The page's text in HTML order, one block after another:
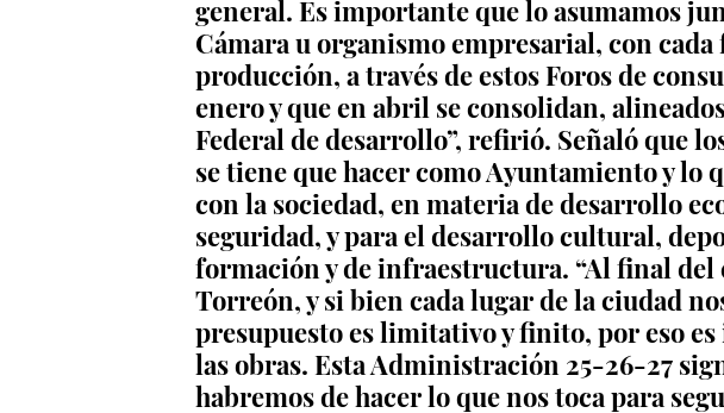
general. Es importante que lo asumamos
Cámara u organismo empresarial, con
producción, a través de estos Foros de
enero y que en abril se consolidan,
Federal de desarrollo”, refirió. Señaló que
se tiene que hacer como Ayuntamiento y lo
con la sociedad, en materia de desarrollo
seguridad, y para el desarrollo cultural,
formación y de infraestructura. “Al final del
Torreón, y si bien cada lugar de la ciudad
presupuesto es limitativo y finito, por eso
las obras. Esta Administración 25-26-27
habremos de hacer lo que nos toca para